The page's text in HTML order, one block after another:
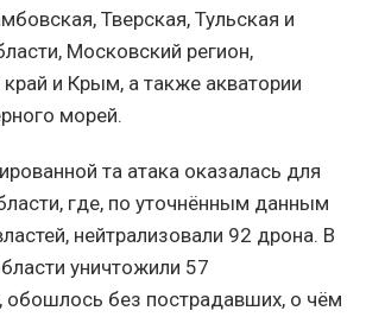
Тверская, Тульская и
Московский регион,
и Крым, а также акватории
морей.
та атака оказалась для
где, по уточнённым данным
нейтрализовали 92 дрона. В
уничтожили 57
обошлось без пострадавших, о чём